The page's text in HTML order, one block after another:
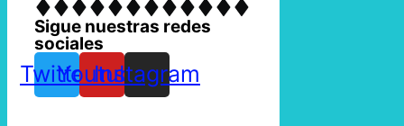
Sigue nuestras redes
sociales
TwitterYoutube
Instagram